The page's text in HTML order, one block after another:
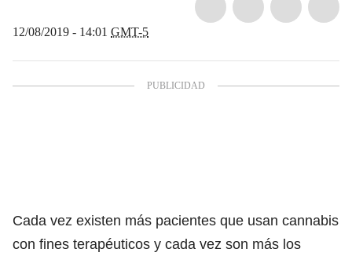
12/08/2019 - 14:01 GMT-5
Cada vez existen más pacientes que usan cannabis
con fines terapéuticos y cada vez son más los